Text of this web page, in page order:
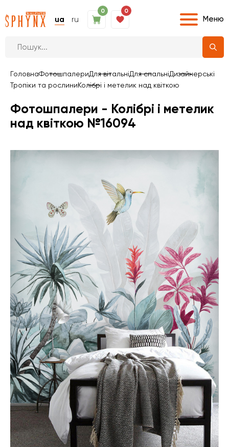
ua ru
0 0
Меню
ГоловнаФотошпалериДля вітальніДля спальніДизайнерські
Тропіки та рослиниКолібрі і метелик над квіткою
Фотошпалери - Колібрі і метелик
над квіткою №16094